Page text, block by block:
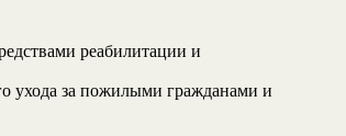
реабилитации и
ухода за пожилыми гражданами и